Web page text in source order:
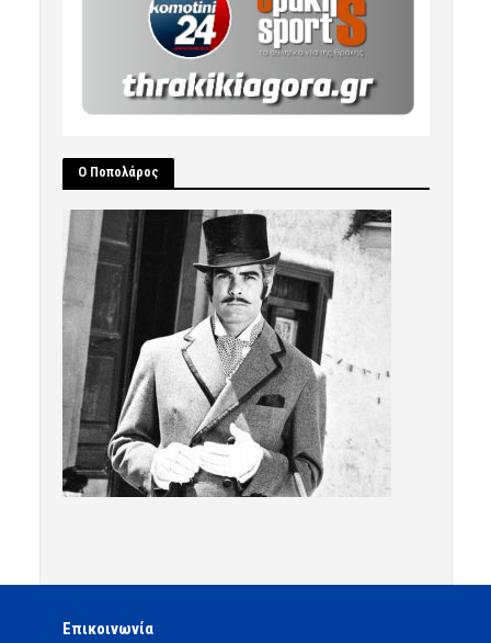
Ο Ποπολάρος
Επικοινωνία